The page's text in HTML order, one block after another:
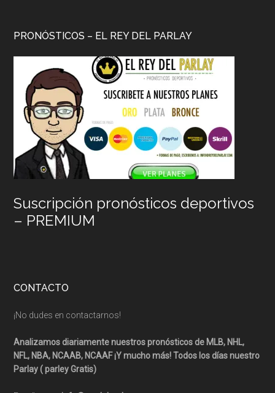
PRONÓSTICOS – EL REY DEL PARLAY
Suscripción pronósticos deportivos
– PREMIUM
CONTACTO
¡No dudes en contactarnos!
Analizamos diariamente nuestros pronósticos de MLB, NHL,
NFL, NBA, NCAAB, NCAAF ¡Y mucho más! Todos los días nuestro
Parlay ( parley Gratis)